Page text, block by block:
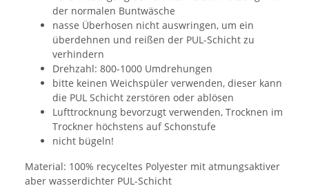
der normalen Buntwäsche
nasse Überhosen nicht auswringen, um ein
überdehnen und reißen der PUL-Schicht zu
verhindern
Drehzahl: 800-1000 Umdrehungen
bitte keinen Weichspüler verwenden, dieser kann
die PUL Schicht zerstören oder ablösen
Lufttrocknung bevorzugt verwenden, Trocknen im
Trockner höchstens auf Schonstufe
nicht bügeln!
Material: 100% recyceltes Polyester mit atmungsaktiver
aber wasserdichter PUL-Schicht